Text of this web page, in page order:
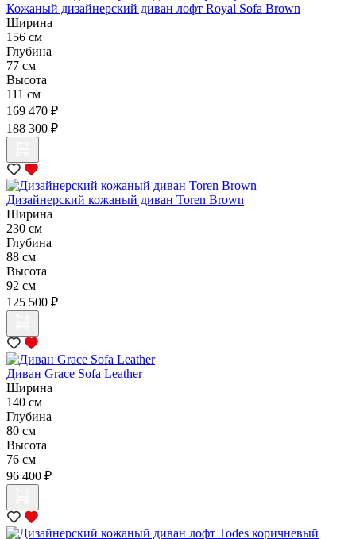
Кожаный дизайнерский диван лофт Royal Sofa Brown
Ширина
156 см
Глубина
77 см
Высота
111 см
169 470 ₽
188 300 ₽
Дизайнерский кожаный диван Toren Brown
Ширина
230 см
Глубина
88 см
Высота
92 см
125 500 ₽
Диван Grace Sofa Leather
Ширина
140 см
Глубина
80 см
Высота
76 см
96 400 ₽